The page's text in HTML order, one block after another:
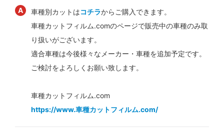
車種別カットはコチラからご購入できます。
車種カットフィルム.comのページで販売中の車種のみ取
り扱いがございます。
適合車種は今後様々なメーカー・車種を追加予定です。
ご検討をよろしくお願い致します。
車種カットフィルム.com
https://www.車種カットフィルム.com/